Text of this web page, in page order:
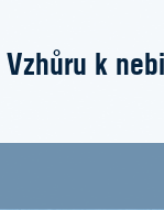
Vzhůru k